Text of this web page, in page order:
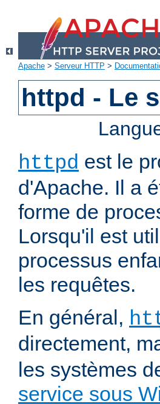
Apache > Serveur HTTP >
httpd - Le
httpd est le
d'Apache. Il a
forme de
Lorsqu'il est
processus
les requêtes.
En général,
directement,
les systèmes
service sous